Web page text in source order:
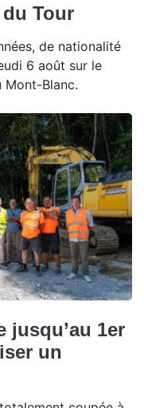
Tour
de nationalité
6 août sur le
Mont-Blanc.
jusqu’au 1er
un